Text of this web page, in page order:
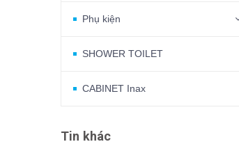
Phụ kiện
SHOWER TOILET
CABINET Inax
Tin khác